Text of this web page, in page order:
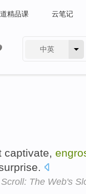
精品课 云笔记
中英
captivate,
The Web's